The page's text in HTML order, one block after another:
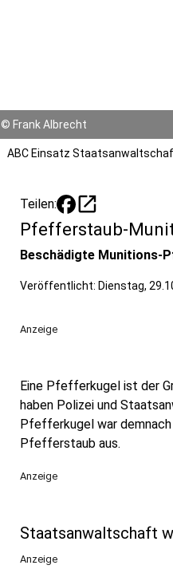
© Frank Albrecht
ABC Einsatz
Teilen: open_in_new
Pfefferstaub-
Beschädigte Munitions-
Veröffentlicht: Dienstag,
Anzeige
Eine Pfefferkugel ist der
haben Polizei und
Pfefferkugel war
Pfefferstaub aus.
Anzeige
Staatsanwaltschaft
Anzeige